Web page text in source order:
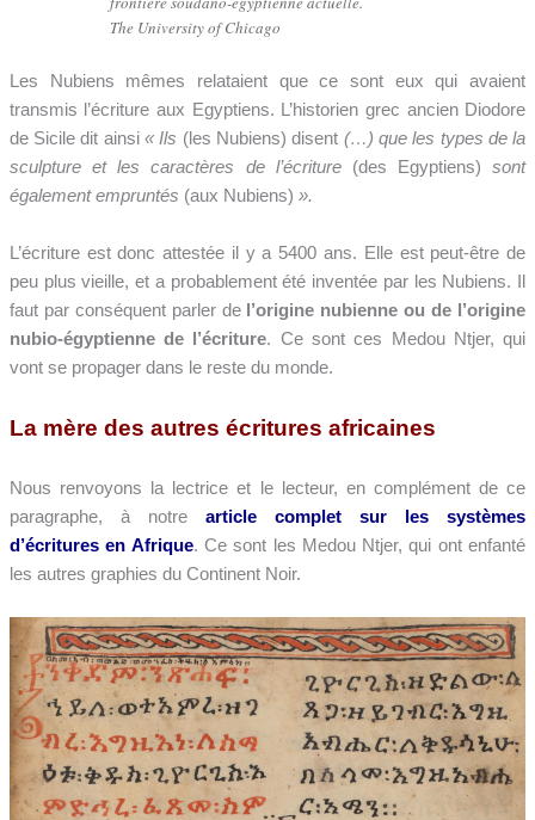
The University of Chicago
Les Nubiens mêmes relataient que ce sont eux qui avaient
transmis l’écriture aux Egyptiens. L’historien grec ancien Diodore
de Sicile dit ainsi« Ils (les Nubiens) disent (…) que les types de la
sculpture et les caractères de l’écriture (des Egyptiens) sont
également empruntés (aux Nubiens) ».
L’écriture est donc attestée il y a 5400 ans. Elle est peut-être de
peu plus vieille, et a probablement été inventée par les Nubiens. Il
faut par conséquent parler de l’origine nubienne ou de l’origine
nubio-égyptienne de l’écriture. Ce sont ces Medou Ntjer, qui
vont se propager dans le reste du monde.
La mère des autres écritures africaines
Nous renvoyons la lectrice et le lecteur, en complément de ce
paragraphe, à notre article complet sur les systèmes
d’écritures en Afrique. Ce sont les Medou Ntjer, qui ont enfanté
les autres graphies du Continent Noir.